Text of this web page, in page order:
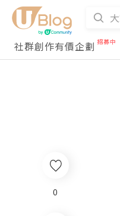
社群創作有價企劃
0